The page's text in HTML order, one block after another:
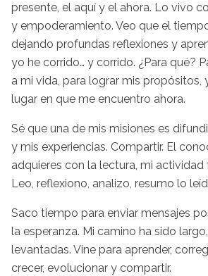
presente, el aquí y el ahora. Lo vivo
y empoderamiento. Veo que el
dejando profundas reflexiones y
yo he corrido… y corrido. ¿Para qué?
a mi vida, para lograr mis propósitos,
lugar en que me encuentro ahora.
Sé que una de mis misiones es
y mis experiencias. Compartir. El
adquieres con la lectura, mi actividad
Leo, reflexiono, analizo, resumo lo
Saco tiempo para enviar mensajes
la esperanza. Mi camino ha sido
levantadas. Vine para aprender,
crecer, evolucionar y compartir.